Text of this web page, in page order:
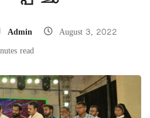
Admin
August 3, 2022
read